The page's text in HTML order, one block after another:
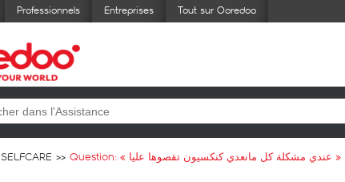
Professionnels Entreprises Tout sur Ooredoo
SELFCARE Question: « عندي مشكلة كل مانعدي كنكسيون تقصوها عليا »